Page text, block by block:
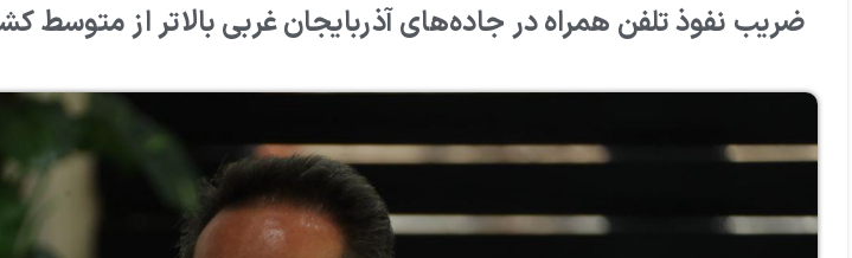
ضریب نفوذ تلفن همراه در جاده‌های آذربایجان غربی بالاتر از متوسط